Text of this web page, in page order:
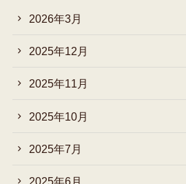
2026年3月
2025年12月
2025年11月
2025年10月
2025年7月
2025年6月